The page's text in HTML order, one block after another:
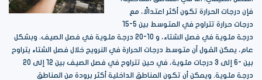
فإن درجات الحرارة تكون أكثر اعتدالًا، مع
درجات حرارة تتراوح في المتوسط بين 5-15
درجة مئوية في فصل الشتاء، و 10-20 درجة مئوية في فصل الصيف. وبشكل
عام، يمكن القول أن متوسط درجات الحرارة في النرويج خلال فصل الشتاء يتراوح
بين -6 إلى 3 درجات مئوية، في حين تتراوح في فصل الصيف بين 12 إلى 20
درجة مئوية. ويمكن أن تكون المناطق الداخلية أكثر برودة من المناطق